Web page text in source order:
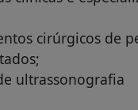
cirúrgicos de
ultrassonografia